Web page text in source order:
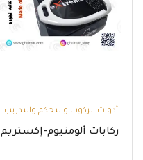
أدوات الركوب والتحكم والتدريب,
السروج وملحقاتها
ركابات ألومنيوم-إكستريم